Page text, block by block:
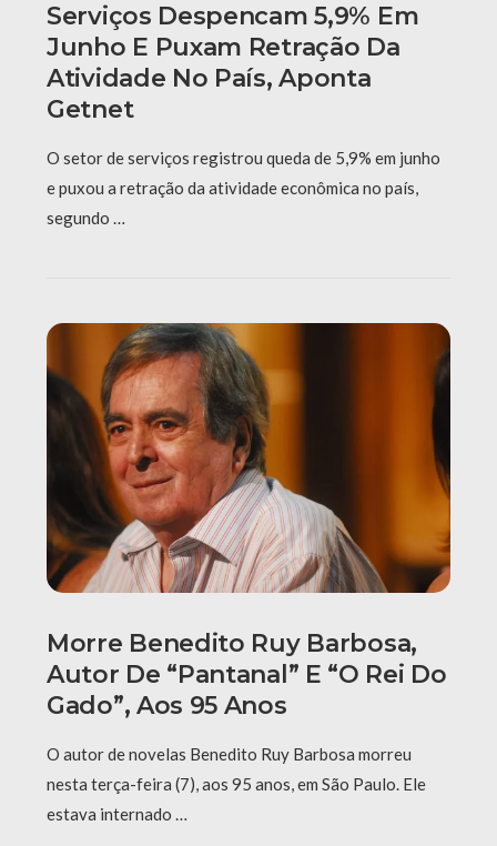
Serviços Despencam 5,9% Em
Junho E Puxam Retração Da
Atividade No País, Aponta
Getnet
O setor de serviços registrou queda de 5,9% em junho
e puxou a retração da atividade econômica no país,
segundo …
Morre Benedito Ruy Barbosa,
Autor De “Pantanal” E “O Rei Do
Gado”, Aos 95 Anos
O autor de novelas Benedito Ruy Barbosa morreu
nesta terça-feira (7), aos 95 anos, em São Paulo. Ele
estava internado …